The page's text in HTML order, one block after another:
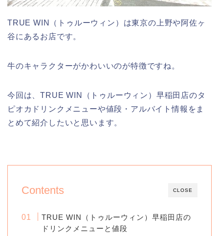
TRUE WIN（トゥルーウィン）は東京の上野や阿佐ヶ
谷にあるお店です。
牛のキャラクターがかわいいのが特徴ですね。
今回は、TRUE WIN（トゥルーウィン）早稲田店のタ
ピオカドリンクメニューや値段・アルバイト情報をま
とめて紹介したいと思います。
CLOSE
Contents
TRUE WIN（トゥルーウィン）早稲田店の
ドリンクメニューと値段